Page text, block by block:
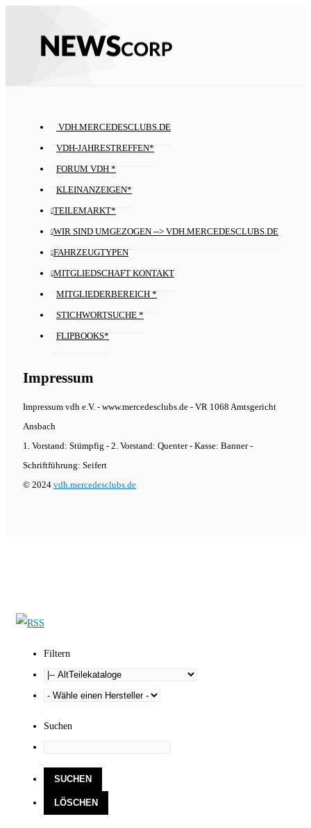
VDH.MERCEDESCLUBS.DE
VDH-JAHRESTREFFEN*
FORUM VDH *
KLEINANZEIGEN*
TEILEMARKT*
WIR SIND UMGEZOGEN --> VDH.MERCEDESCLUBS.DE
FAHRZEUGTYPEN
MITGLIEDSCHAFT KONTAKT
MITGLIEDERBEREICH *
STICHWORTSUCHE *
FLIPBOOKS*
Impressum
Impressum vdh e.V. - www.mercedesclubs.de - VR 1068 Amtsgericht
Ansbach
1. Vorstand: Stümpfig - 2. Vorstand: Quenter - Kasse: Banner -
Schriftführung: Seifert
© 2024 vdh.mercedesclubs.de
Filtern
Suchen